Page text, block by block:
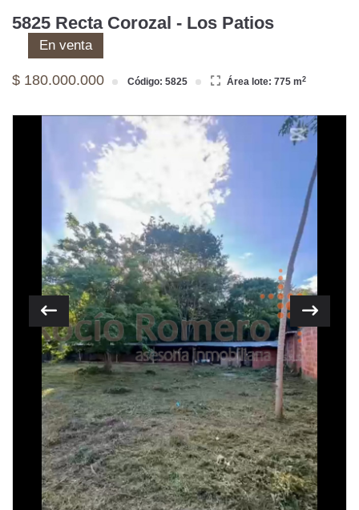
5825 Recta Corozal - Los Patios
En venta
$ 180.000.000 Código: 5825 Área lote: 775 m2
Previous Next